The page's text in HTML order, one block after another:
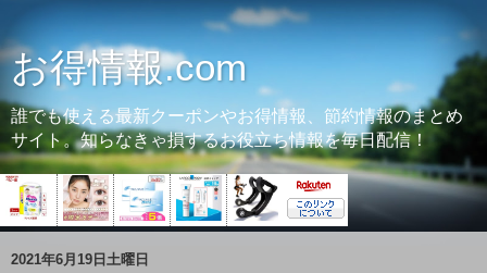
お得情報.com
誰でも使える最新クーポンやお得情報、節約情報のまとめ
サイト。知らなきゃ損するお役立ち情報を毎日配信！
2021年6月19日土曜日